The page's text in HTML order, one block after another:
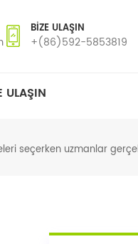
BIZE ULAŞIN
+(86)592-5853819
ULAŞIN
seçerken uzmanlar